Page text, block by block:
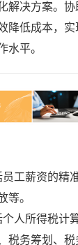
解决方案。
降低成本，实
水平。
工薪资的精
等。
人所得税计
税务筹划、税